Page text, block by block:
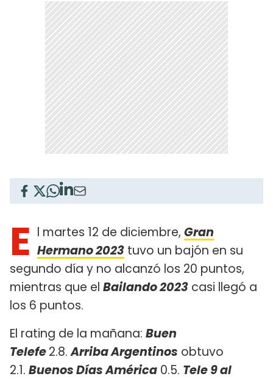
E l martes 12 de diciembre, Gran
Hermano 2023 tuvo un bajón en su
segundo día y no alcanzó los 20 puntos,
mientras que el Bailando 2023 casi llegó a
los 6 puntos.
El rating de la mañana: Buen
Telefe2.8.Arriba Argentinos obtuvo
2.1. Buenos Días América 0.5. Tele 9 al